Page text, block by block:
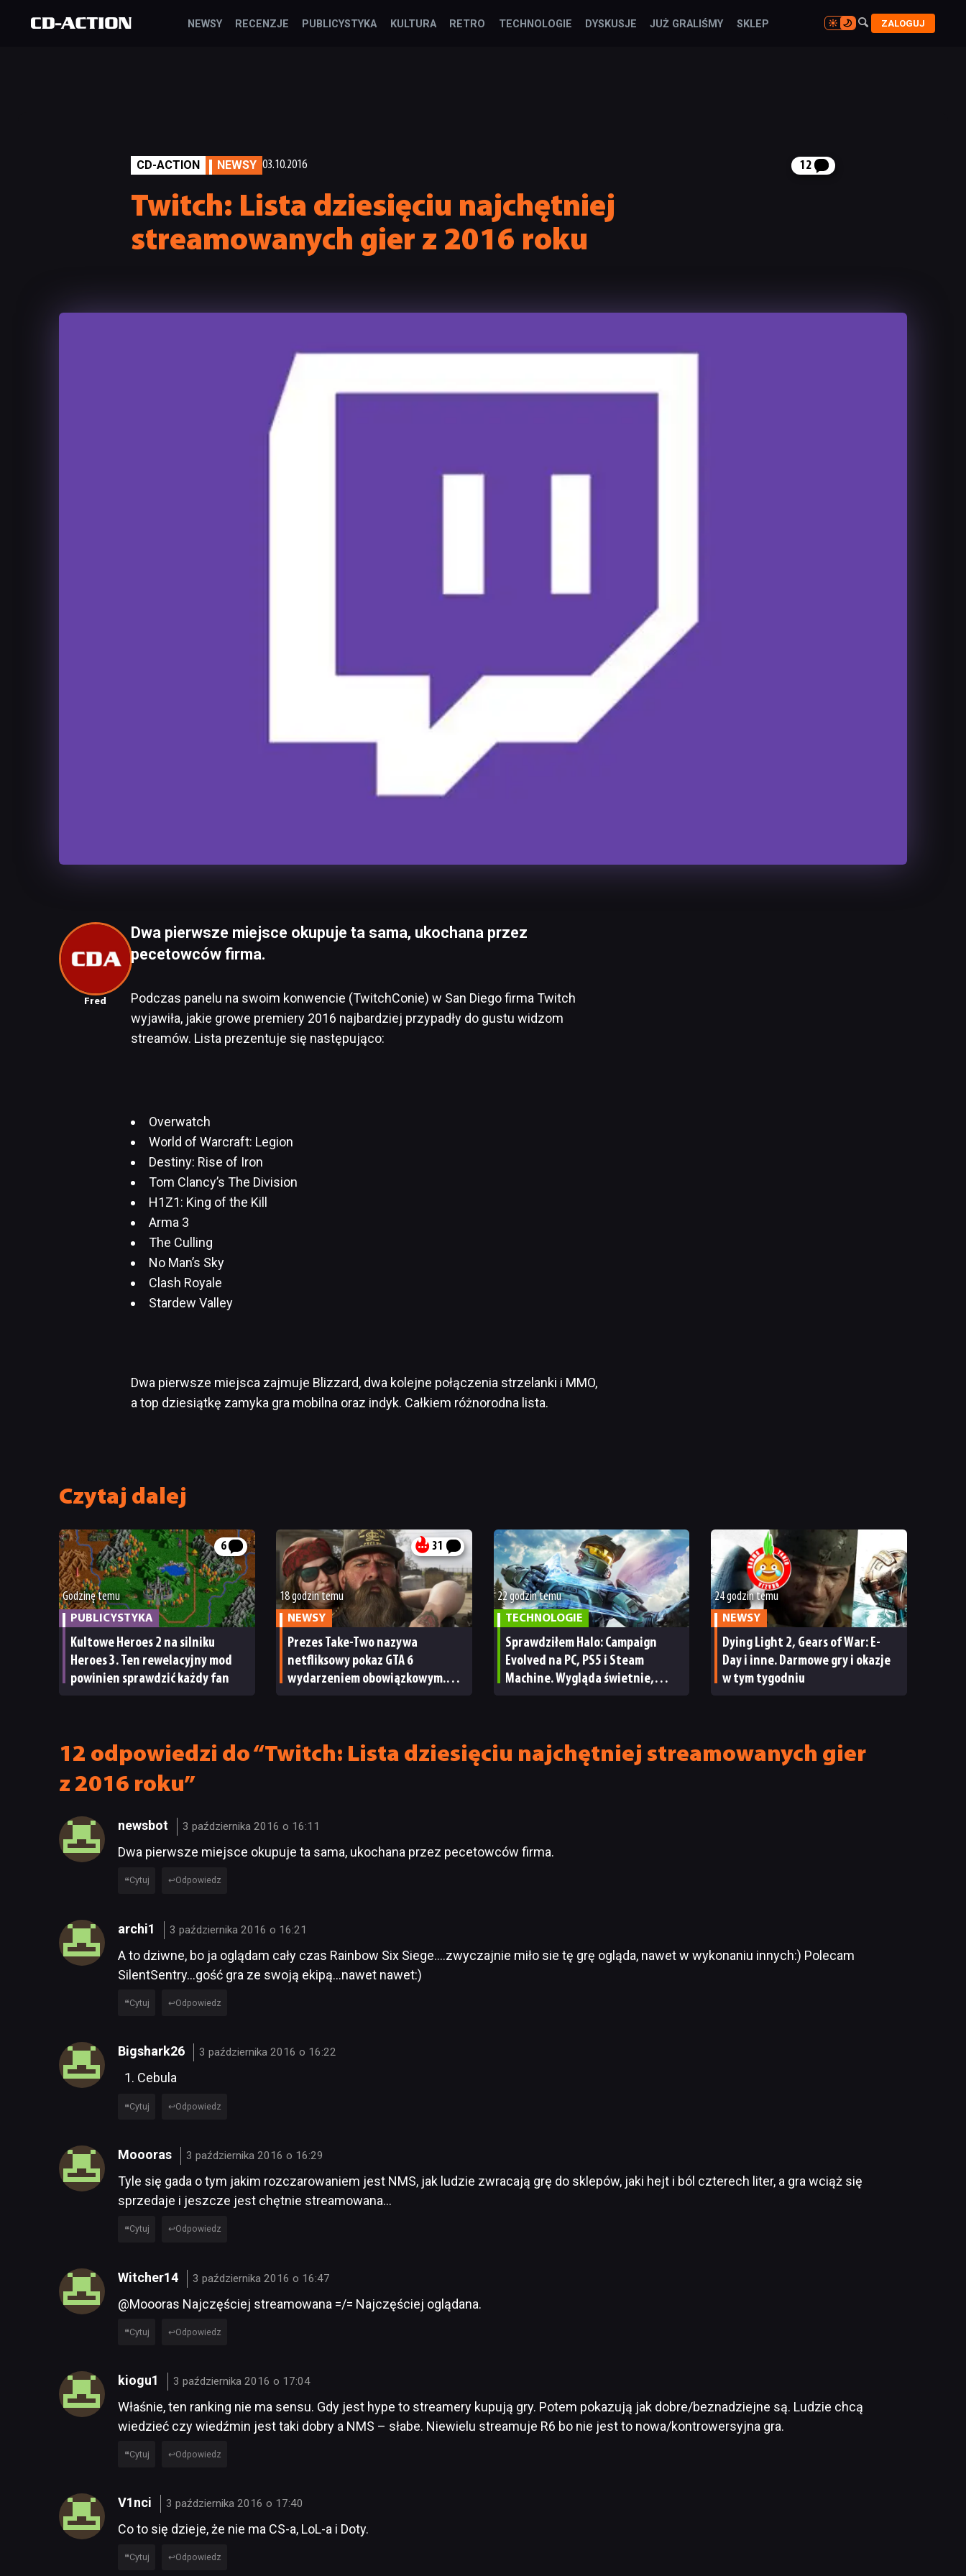
NEWSY RECENZJE PUBLICYSTYKA KULTURA RETRO TECHNOLOGIE DYSKUSJE JUŻ GRALIŚMY SKLEP 
 ZALOGUJ
CD-ACTION NEWSY 03.10.2016 12
Twitch: Lista dziesięciu najchętniej
streamowanych gier z 2016 roku
Fred
Dwa pierwsze miejsce okupuje ta sama, ukochana przez
pecetowców firma.
Podczas panelu na swoim konwencie (TwitchConie) w San Diego firma Twitch
wyjawiła, jakie growe premiery 2016 najbardziej przypadły do gustu widzom
streamów. Lista prezentuje się następująco:
Overwatch
World of Warcraft: Legion
Destiny: Rise of Iron
Tom Clancy’s The Division
H1Z1: King of the Kill
Arma 3
The Culling
No Man’s Sky
Clash Royale
Stardew Valley
Dwa pierwsze miejsca zajmuje Blizzard, dwa kolejne połączenia strzelanki i MMO,
a top dziesiątkę zamyka gra mobilna oraz indyk. Całkiem różnorodna lista.
Czytaj dalej
6
Godzinę temu
PUBLICYSTYKA
Kultowe Heroes 2 na silniku
Heroes 3. Ten rewelacyjny mod
powinien sprawdzić każdy fan
31
18 godzin temu
NEWSY
Prezes Take-Two nazywa
netfliksowy pokaz GTA 6
wydarzeniem obowiązkowym.
22 godzin temu
TECHNOLOGIE
Sprawdziłem Halo: Campaign
Evolved na PC, PS5 i Steam
Machine. Wygląda świetnie,
24 godzin temu
NEWSY
Dying Light 2, Gears of War: E-
Day i inne. Darmowe gry i okazje
w tym tygodniu
12 odpowiedzi do “Twitch: Lista dziesięciu najchętniej streamowanych gier
z 2016 roku”
newsbot 3 października 2016 o 16:11
Dwa pierwsze miejsce okupuje ta sama, ukochana przez pecetowców firma.
Cytuj Odpowiedz
archi1 3 października 2016 o 16:21
A to dziwne, bo ja oglądam cały czas Rainbow Six Siege….zwyczajnie miło sie tę grę ogląda, nawet w wykonaniu innych:) Polecam
SilentSentry…gość gra ze swoją ekipą…nawet nawet:)
Cytuj Odpowiedz
Bigshark26 3 października 2016 o 16:22
Cebula
Cytuj Odpowiedz
Moooras 3 października 2016 o 16:29
Tyle się gada o tym jakim rozczarowaniem jest NMS, jak ludzie zwracają grę do sklepów, jaki hejt i ból czterech liter, a gra wciąż się
sprzedaje i jeszcze jest chętnie streamowana…
Cytuj Odpowiedz
Witcher14 3 października 2016 o 16:47
@Moooras Najczęściej streamowana =/= Najczęściej oglądana.
Cytuj Odpowiedz
kiogu1 3 października 2016 o 17:04
Właśnie, ten ranking nie ma sensu. Gdy jest hype to streamery kupują gry. Potem pokazują jak dobre/beznadziejne są. Ludzie chcą
wiedzieć czy wiedźmin jest taki dobry a NMS – słabe. Niewielu streamuje R6 bo nie jest to nowa/kontrowersyjna gra.
Cytuj Odpowiedz
V1nci 3 października 2016 o 17:40
Co to się dzieje, że nie ma CS-a, LoL-a i Doty.
Cytuj Odpowiedz